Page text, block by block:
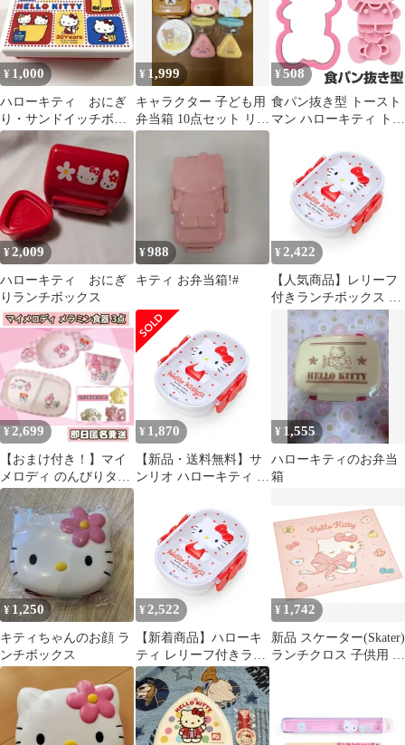
サンリオ 昭和レトロ キ
ティ 折たたみ パッカブ
ル エコ プール ランチ
バック Sanrio 大人子供
プレゼント BAG-13
男の子 女の子 キャラク
ター BPAフリー 送料無
料 sf-tcs1am
¥ 1,000
ハローキティ おにぎ
り・サンドイッチボッ
クス
¥ 1,999
キャラクター 子ども用
弁当箱 10点セット リラ
ックマ マイメロ すみ
っこぐらし
¥ 508
食パン抜き型 トースト
マン ハローキティ トー
クター （ 食パン 抜き
型 パン抜き型 お弁当グ
ッズ キャラ弁 パン型
スティックパン キティ
KITTY リボン りぼん
）)
¥2,009
ハローキティ おにぎ
りランチボックス
¥988
キティ お弁当箱!#
¥ 2,422
【人気商品】レリーフ
付きランチボックス ハ
ローキティ 013749 サン
リオ(SANRIO)
¥2,699
【おまけ付き！】マイ
メロディ のんびりタイ
ム メラミン食器 3点セ
ット
¥ 1,870
【新品・送料無料】サ
ンリオ ハローキティ レ
クス お弁当箱 (360ml
中子付き 名前シール付
き) 013749
¥ 1,555
ハローキティのお弁当
箱
¥1,250
キティちゃんのお顔 ラ
ンチボックス
¥ 2,522
【新着商品】ハローキ
ティ レリーフ付きラン
チボックス サンリオ
(SANRIO) 013749
¥ 1,742
新品 スケーター(Skater)
ランチクロス 子供用 お
KB4-A